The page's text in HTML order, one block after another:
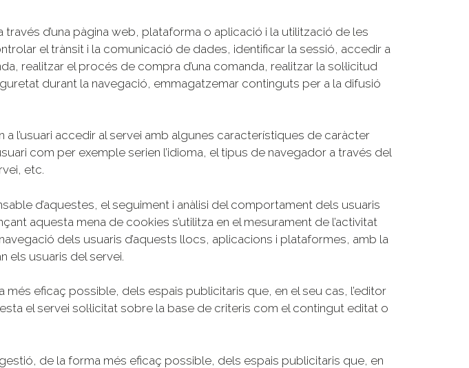
d’una pàgina web, plataforma o aplicació i la utilització de les
el trànsit i la comunicació de dades, identificar la sessió, accedir a
realitzar el procés de compra d’una comanda, realitzar la sol·licitud
durant la navegació, emmagatzemar continguts per a la difusió
l’usuari accedir al servei amb algunes característiques de caràcter
com per exemple serien l’idioma, el tipus de navegador a través del
etc.
d’aquestes, el seguiment i anàlisi del comportament dels usuaris
aquesta mena de cookies s’utilitza en el mesurament de l’activitat
dels usuaris d’aquests llocs, aplicacions i plataformes, amb la
els usuaris del servei.
eficaç possible, dels espais publicitaris que, en el seu cas, l’editor
el servei sol·licitat sobre la base de criteris com el contingut editat o
de la forma més eficaç possible, dels espais publicitaris que, en